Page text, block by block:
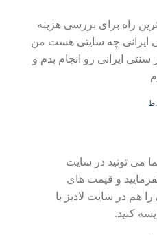
راه برای بررسی هزینه
ایرانی چه سایتی هست من
ایرانی رو انجام بدم و
می تونید در سایت
و قیمت های
هم در سایت لادیز با
کنید.